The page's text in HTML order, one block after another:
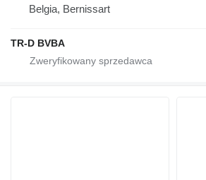
Belgia, Bernissart
TR-D BVBA